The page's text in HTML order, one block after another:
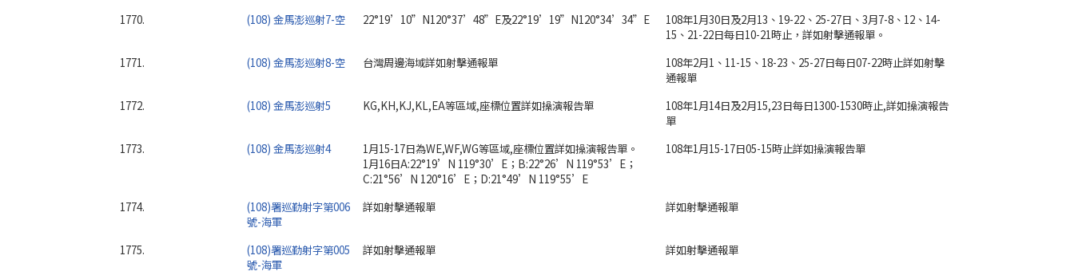
1770. (108) 金馬澎巡射7-空 22°19’10”N120°37’48”E及22°19’19”N120°34’34”E
108年1月30日及2月13、19-22、25-27日、3月7-8、12、14-
15、21-22日每日10-21時止，詳如射擊通報單。
1771.
(108) 金馬澎巡射8-空 台灣周邊海域詳如射擊通報單
108年2月1、11-15、18-23、25-27日每日07-22時止詳如射擊
通報單
1772.
(108) 金馬澎巡射5 KG,KH,KJ,KL,EA等區域,座標位置詳如操演報告單
108年1月14日及2月15,23日每日1300-1530時止,詳如操演報告
單
1773.
(108) 金馬澎巡射4
1月15-17日為WE,WF,WG等區域,座標位置詳如操演報告單。
1月16日A:22°19’N 119°30’E；B:22°26’N 119°53’E；
C:21°56’N 120°16’E；D:21°49’N 119°55’E
108年1月15-17日05-15時止詳如操演報告單
1774.
(108)署巡勤射字第006
號-海軍
詳如射擊通報單 詳如射擊通報單
1775.
(108)署巡勤射字第005
號-海軍
詳如射擊通報單 詳如射擊通報單